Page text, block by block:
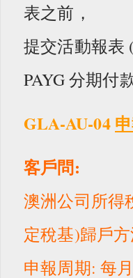
表之前，
提交活動報表
PAYG 分期付款
GLA-AU-04
客戶問:
澳洲公司所得
定稅基)歸戶
申報周期: 每